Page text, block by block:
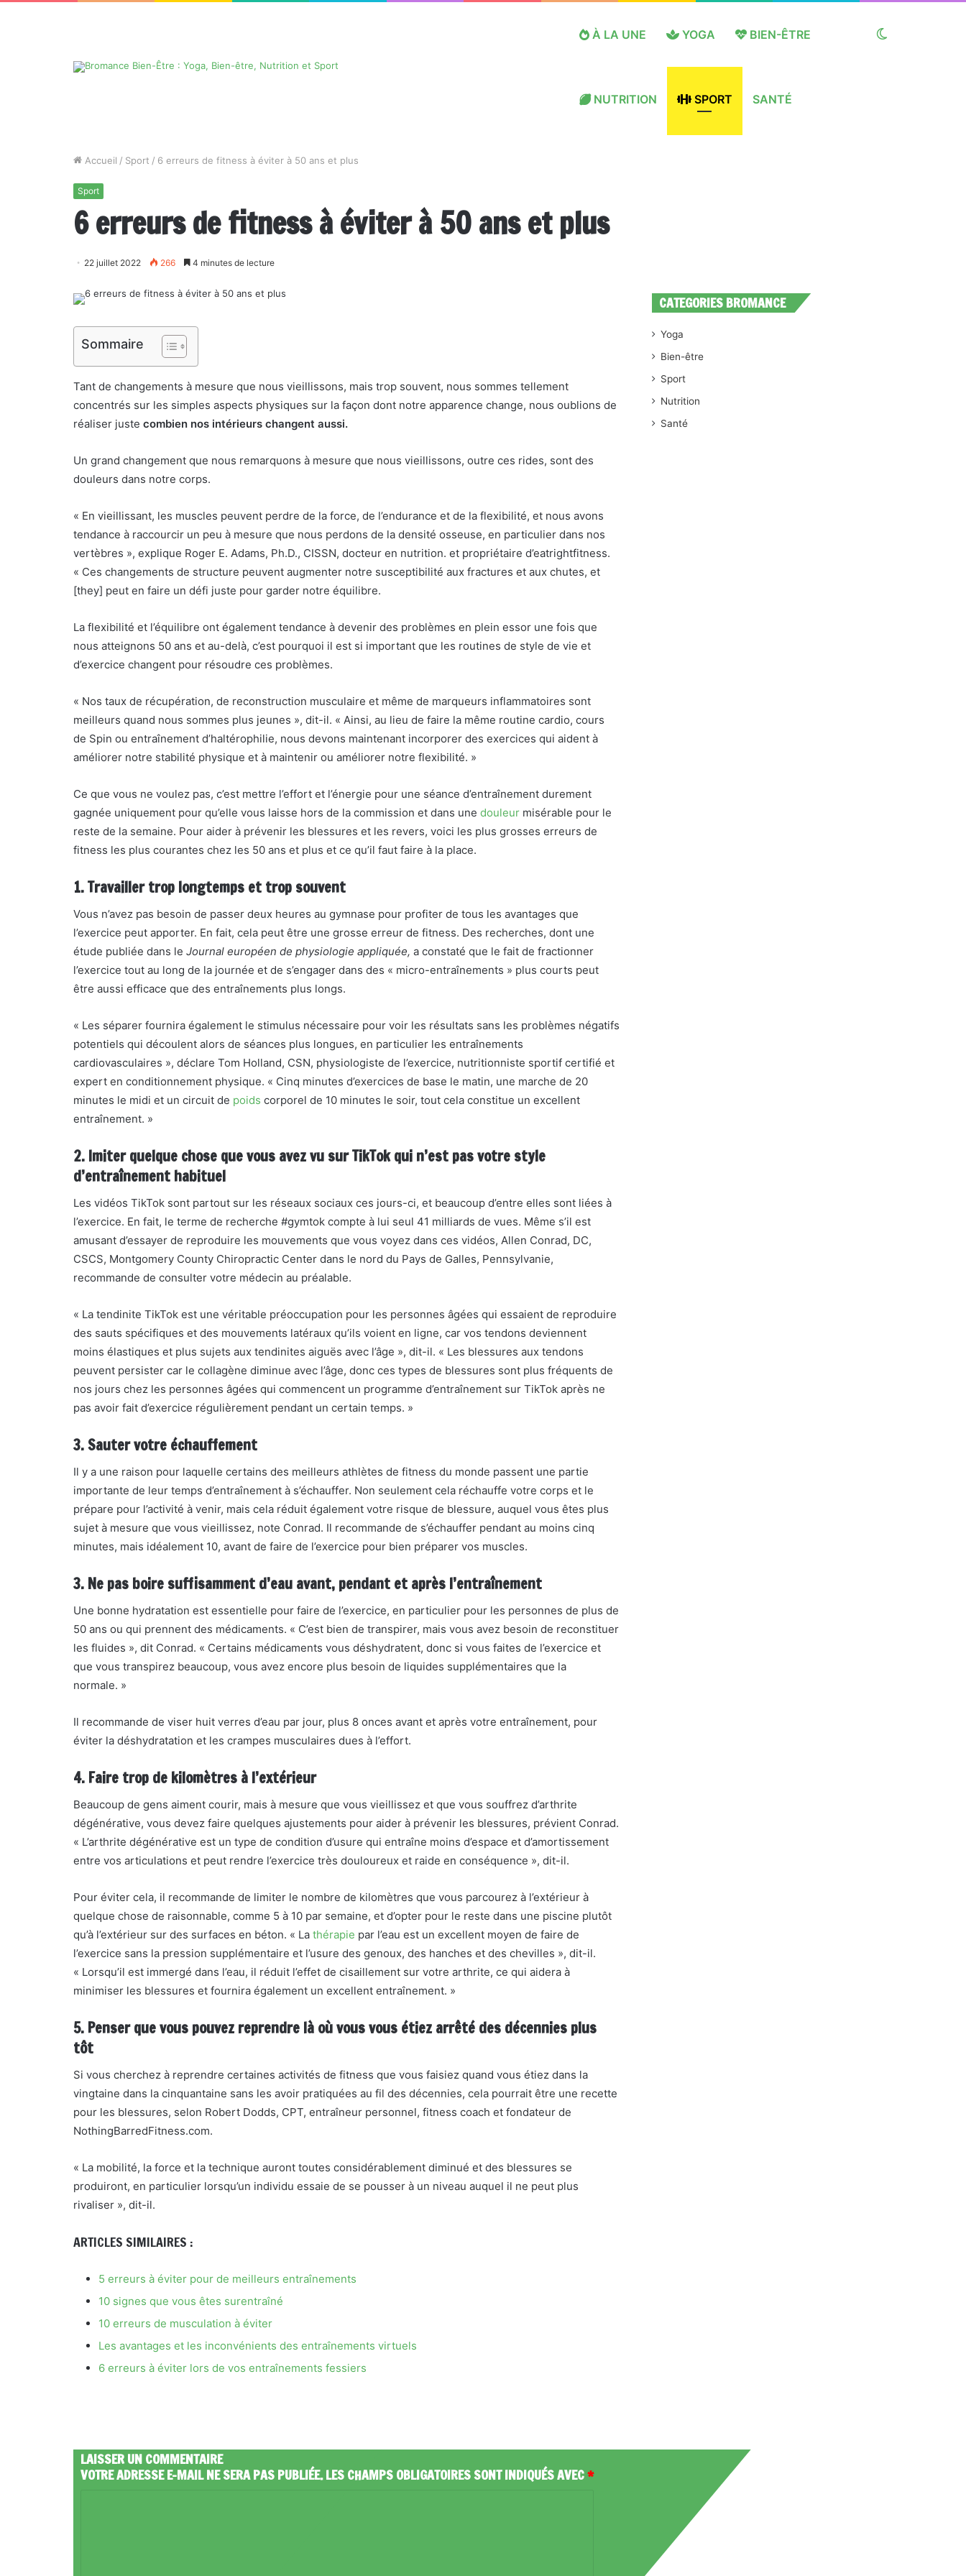
À LA UNE YOGA BIEN-ÊTRE
NUTRITION SPORT SANTÉ
Accueil / Sport / 6 erreurs de fitness à éviter à 50 ans et plus
Sport
6 erreurs de fitness à éviter à 50 ans et plus
22 juillet 2022 266 4 minutes de lecture
Sommaire
Tant de changements à mesure que nous vieillissons, mais trop souvent, nous sommes tellement
concentrés sur les simples aspects physiques sur la façon dont notre apparence change, nous oublions de
réaliser juste combien nos intérieurs changent aussi.
Un grand changement que nous remarquons à mesure que nous vieillissons, outre ces rides, sont des
douleurs dans notre corps.
« En vieillissant, les muscles peuvent perdre de la force, de l’endurance et de la flexibilité, et nous avons
tendance à raccourcir un peu à mesure que nous perdons de la densité osseuse, en particulier dans nos
vertèbres », explique Roger E. Adams, Ph.D., CISSN, docteur en nutrition. et propriétaire d’eatrightfitness.
« Ces changements de structure peuvent augmenter notre susceptibilité aux fractures et aux chutes, et
[they] peut en faire un défi juste pour garder notre équilibre.
La flexibilité et l’équilibre ont également tendance à devenir des problèmes en plein essor une fois que
nous atteignons 50 ans et au-delà, c’est pourquoi il est si important que les routines de style de vie et
d’exercice changent pour résoudre ces problèmes.
« Nos taux de récupération, de reconstruction musculaire et même de marqueurs inflammatoires sont
meilleurs quand nous sommes plus jeunes », dit-il. « Ainsi, au lieu de faire la même routine cardio, cours
de Spin ou entraînement d’haltérophilie, nous devons maintenant incorporer des exercices qui aident à
améliorer notre stabilité physique et à maintenir ou améliorer notre flexibilité. »
Ce que vous ne voulez pas, c’est mettre l’effort et l’énergie pour une séance d’entraînement durement
gagnée uniquement pour qu’elle vous laisse hors de la commission et dans une douleur misérable pour le
reste de la semaine. Pour aider à prévenir les blessures et les revers, voici les plus grosses erreurs de
fitness les plus courantes chez les 50 ans et plus et ce qu’il faut faire à la place.
1. Travailler trop longtemps et trop souvent
Vous n’avez pas besoin de passer deux heures au gymnase pour profiter de tous les avantages que
l’exercice peut apporter. En fait, cela peut être une grosse erreur de fitness. Des recherches, dont une
étude publiée dans le Journal européen de physiologie appliquée, a constaté que le fait de fractionner
l’exercice tout au long de la journée et de s’engager dans des « micro-entraînements » plus courts peut
être aussi efficace que des entraînements plus longs.
« Les séparer fournira également le stimulus nécessaire pour voir les résultats sans les problèmes négatifs
potentiels qui découlent alors de séances plus longues, en particulier les entraînements
cardiovasculaires », déclare Tom Holland, CSN, physiologiste de l’exercice, nutritionniste sportif certifié et
expert en conditionnement physique. « Cinq minutes d’exercices de base le matin, une marche de 20
minutes le midi et un circuit de poids corporel de 10 minutes le soir, tout cela constitue un excellent
entraînement. »
2. Imiter quelque chose que vous avez vu sur TikTok qui n’est pas votre style
d’entraînement habituel
Les vidéos TikTok sont partout sur les réseaux sociaux ces jours-ci, et beaucoup d’entre elles sont liées à
l’exercice. En fait, le terme de recherche #gymtok compte à lui seul 41 milliards de vues. Même s’il est
amusant d’essayer de reproduire les mouvements que vous voyez dans ces vidéos, Allen Conrad, DC,
CSCS, Montgomery County Chiropractic Center dans le nord du Pays de Galles, Pennsylvanie,
recommande de consulter votre médecin au préalable.
« La tendinite TikTok est une véritable préoccupation pour les personnes âgées qui essaient de reproduire
des sauts spécifiques et des mouvements latéraux qu’ils voient en ligne, car vos tendons deviennent
moins élastiques et plus sujets aux tendinites aiguës avec l’âge », dit-il. « Les blessures aux tendons
peuvent persister car le collagène diminue avec l’âge, donc ces types de blessures sont plus fréquents de
nos jours chez les personnes âgées qui commencent un programme d’entraînement sur TikTok après ne
pas avoir fait d’exercice régulièrement pendant un certain temps. »
3. Sauter votre échauffement
Il y a une raison pour laquelle certains des meilleurs athlètes de fitness du monde passent une partie
importante de leur temps d’entraînement à s’échauffer. Non seulement cela réchauffe votre corps et le
prépare pour l’activité à venir, mais cela réduit également votre risque de blessure, auquel vous êtes plus
sujet à mesure que vous vieillissez, note Conrad. Il recommande de s’échauffer pendant au moins cinq
minutes, mais idéalement 10, avant de faire de l’exercice pour bien préparer vos muscles.
3. Ne pas boire suffisamment d’eau avant, pendant et après l’entraînement
Une bonne hydratation est essentielle pour faire de l’exercice, en particulier pour les personnes de plus de
50 ans ou qui prennent des médicaments. « C’est bien de transpirer, mais vous avez besoin de reconstituer
les fluides », dit Conrad. « Certains médicaments vous déshydratent, donc si vous faites de l’exercice et
que vous transpirez beaucoup, vous avez encore plus besoin de liquides supplémentaires que la
normale. »
Il recommande de viser huit verres d’eau par jour, plus 8 onces avant et après votre entraînement, pour
éviter la déshydratation et les crampes musculaires dues à l’effort.
4. Faire trop de kilomètres à l’extérieur
Beaucoup de gens aiment courir, mais à mesure que vous vieillissez et que vous souffrez d’arthrite
dégénérative, vous devez faire quelques ajustements pour aider à prévenir les blessures, prévient Conrad.
« L’arthrite dégénérative est un type de condition d’usure qui entraîne moins d’espace et d’amortissement
entre vos articulations et peut rendre l’exercice très douloureux et raide en conséquence », dit-il.
Pour éviter cela, il recommande de limiter le nombre de kilomètres que vous parcourez à l’extérieur à
quelque chose de raisonnable, comme 5 à 10 par semaine, et d’opter pour le reste dans une piscine plutôt
qu’à l’extérieur sur des surfaces en béton. « La thérapie par l’eau est un excellent moyen de faire de
l’exercice sans la pression supplémentaire et l’usure des genoux, des hanches et des chevilles », dit-il.
« Lorsqu’il est immergé dans l’eau, il réduit l’effet de cisaillement sur votre arthrite, ce qui aidera à
minimiser les blessures et fournira également un excellent entraînement. »
5. Penser que vous pouvez reprendre là où vous vous étiez arrêté des décennies plus
tôt
Si vous cherchez à reprendre certaines activités de fitness que vous faisiez quand vous étiez dans la
vingtaine dans la cinquantaine sans les avoir pratiquées au fil des décennies, cela pourrait être une recette
pour les blessures, selon Robert Dodds, CPT, entraîneur personnel, fitness coach et fondateur de
NothingBarredFitness.com.
« La mobilité, la force et la technique auront toutes considérablement diminué et des blessures se
produiront, en particulier lorsqu’un individu essaie de se pousser à un niveau auquel il ne peut plus
rivaliser », dit-il.
ARTICLES SIMILAIRES :
5 erreurs à éviter pour de meilleurs entraînements
10 signes que vous êtes surentraîné
10 erreurs de musculation à éviter
Les avantages et les inconvénients des entraînements virtuels
6 erreurs à éviter lors de vos entraînements fessiers
LAISSER UN COMMENTAIRE
VOTRE ADRESSE E-MAIL NE SERA PAS PUBLIÉE.LES CHAMPS OBLIGATOIRES SONT INDIQUÉS AVEC*
CATEGORIES BROMANCE
Yoga
Bien-être
Sport
Nutrition
Santé